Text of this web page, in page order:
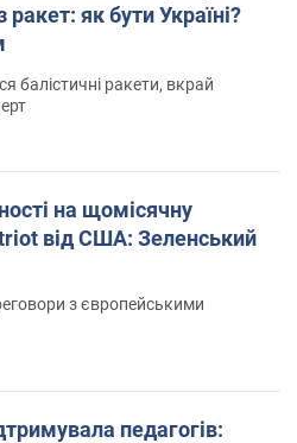
як бути Україні?
балістичні ракети, вкрай
на щомісячну
від США: Зеленський
з європейськими
педагогів: